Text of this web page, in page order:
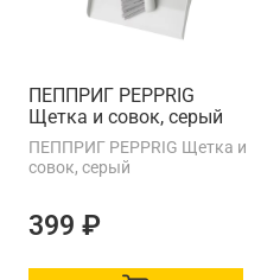
ПЕППРИГ PEPPRIG
Щетка и совок, серый
ПЕППРИГ PEPPRIG Щетка и
совок, серый
399 ₽